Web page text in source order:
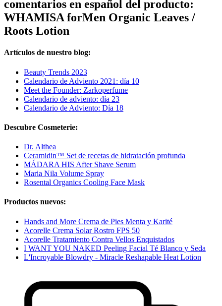
comentarios en español del producto:
WHAMISA forMen Organic Leaves /
Roots Lotion
Artículos de nuestro blog:
Beauty Trends 2023
Calendario de Adviento 2021: día 10
Meet the Founder: Zarkoperfume
Calendario de adviento: día 23
Calendario de Adviento: Día 18
Descubre Cosmeterie:
Dr. Althea
Ceramidin™ Set de recetas de hidratación profunda
MÁDARA HIS After Shave Serum
Maria Nila Volume Spray
Rosental Organics Cooling Face Mask
Productos nuevos:
Hands and More Crema de Pies Menta y Karité
Acorelle Crema Solar Rostro FPS 50
Acorelle Tratamiento Contra Vellos Enquistados
I WANT YOU NAKED Peeling Facial Té Blanco y Seda
L'Incroyable Blowdry - Miracle Reshapable Heat Lotion